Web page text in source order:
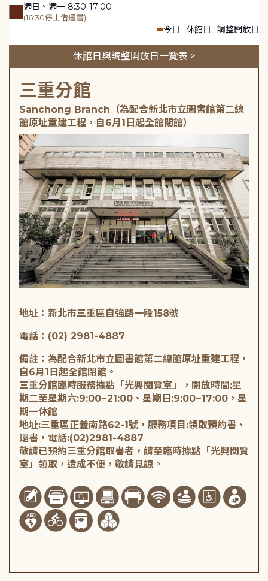
週日、週一 8:30-17:00
(16:30停止借還書)
今日 休館日 調整開放日
休館日與調整開放日一覽表 >
三重分館
Sanchong Branch（為配合新北市立圖書館第二總
館原址重建工程，自6月1日起全館閉館）
地址：新北市三重區自強路一段158號
電話：(02) 2981-4887
備註：為配合新北市立圖書館第二總館原址重建工程，
自6月1日起全館閉館。
三重分館臨時服務據點「光興閱覽室」，開放時間:星
期二至星期六:9:00~21:00、星期日:9:00~17:00，星
期一休館
地址:三重區正義南路62-1號，服務項目:領取預約書、
還書，電話:(02)2981-4887
敬請已預約三重分館取書者，請至臨時據點「光興閱覽
室」領取，造成不便，敬請見諒。